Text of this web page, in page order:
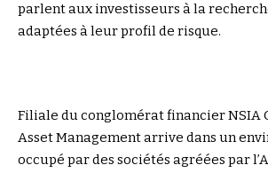
parlent aux investisseurs à la
adaptées à leur profil de risque.
Filiale du conglomérat financier NSIA
Asset Management arrive dans un
occupé par des sociétés agréées par